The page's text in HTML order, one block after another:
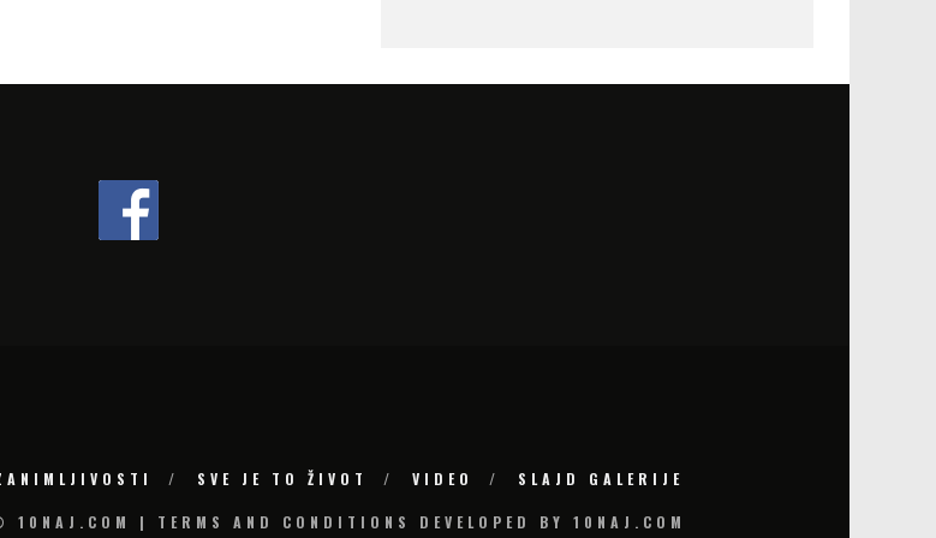
SVE JE TO ŽIVOT VIDEO SLAJD GALERIJE
| TERMS AND CONDITIONS DEVELOPED BY 10NAJ.COM